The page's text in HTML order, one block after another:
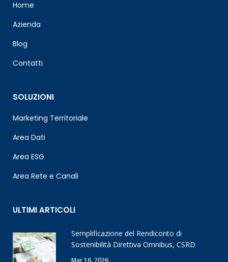
Home
Azienda
Blog
Contatti
SOLUZIONI
Marketing Territoriale
Area Dati
Area ESG
Area Rete e Canali
ULTIMI ARTICOLI
Semplificazione del Rendiconto di
Sostenibilità Direttiva Omnibus, CSRD